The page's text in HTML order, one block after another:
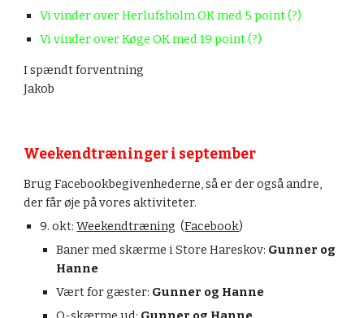
Vi vinder over Herlufsholm OK med 5 point (?)
Vi vinder over Køge OK med 19 point (?)
I spændt forventning
Jakob
Weekendtræninger i september
Brug Facebookbegivenhederne, så er der også andre,
der får øje på vores aktiviteter.
9. okt: Weekendtræning
  (
Facebook)
Baner med skærme i Store Hareskov: Gunner og
Hanne
Vært for gæster: Gunner og Hanne